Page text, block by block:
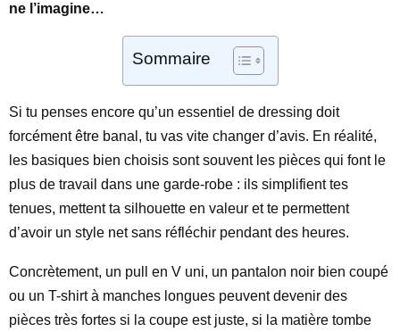
ne l’imagine…
Sommaire
Si tu penses encore qu’un essentiel de dressing doit
forcément être banal, tu vas vite changer d’avis. En réalité,
les basiques bien choisis sont souvent les pièces qui font le
plus de travail dans une garde-robe : ils simplifient tes
tenues, mettent ta silhouette en valeur et te permettent
d’avoir un style net sans réfléchir pendant des heures.
Concrètement, un pull en V uni, un pantalon noir bien coupé
ou un T-shirt à manches longues peuvent devenir des
pièces très fortes si la coupe est juste, si la matière tombe